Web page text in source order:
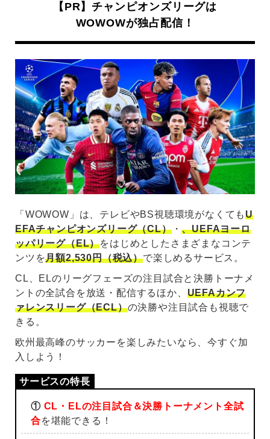
【PR】チャンピオンズリーグは
WOWOWが独占配信！
「WOWOW」は、テレビやBS視聴環境がなくてもU
EFAチャンピオンズリーグ（CL）・、UEFAヨーロ
ッパリーグ（EL）をはじめとしたさまざまなコンテ
ンツを月額2,530円（税込）で楽しめるサービス。
CL、ELのリーグフェーズの注目試合と決勝トーナメ
ントの全試合を放送・配信するほか、 UEFAカンフ
ァレンスリーグ（ECL）の決勝や注目試合も視聴で
きる。
欧州最高峰のサッカーを楽しみたいなら、今すぐ加
入しよう！
① CL・ELの注目試合＆決勝トーナメント全試
合を堪能できる！